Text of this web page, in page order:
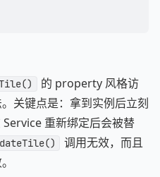
的 property 风格访
关键点是：拿到实例后立刻
重新绑定后会被替
调用无效，而且